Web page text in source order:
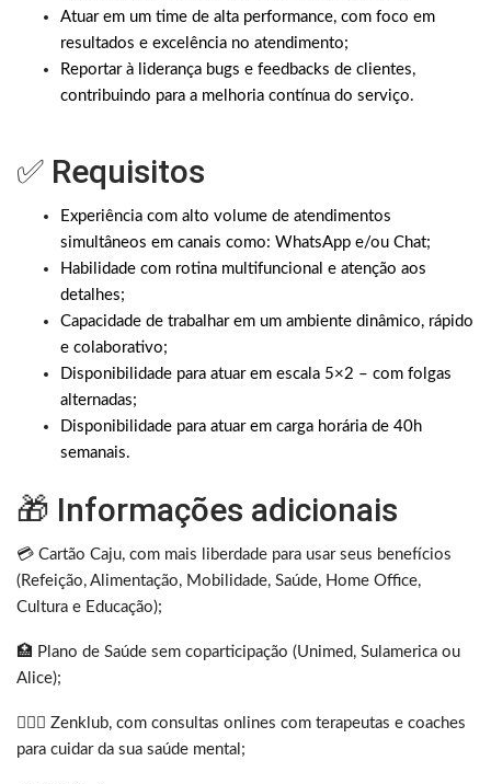
Atuar em um time de alta performance, com foco em
resultados e excelência no atendimento;
Reportar à liderança bugs e feedbacks de clientes,
contribuindo para a melhoria contínua do serviço.
✅ Requisitos
Experiência com alto volume de atendimentos
simultâneos em canais como: WhatsApp e/ou Chat;
Habilidade com rotina multifuncional e atenção aos
detalhes;
Capacidade de trabalhar em um ambiente dinâmico, rápido
e colaborativo;
Disponibilidade para atuar em escala 5×2 – com folgas
alternadas;
Disponibilidade para atuar em carga horária de 40h
semanais.
🎁 Informações adicionais
💳 Cartão Caju, com mais liberdade para usar seus benefícios
(Refeição, Alimentação, Mobilidade, Saúde, Home Office,
Cultura e Educação);
🏥 Plano de Saúde sem coparticipação (Unimed, Sulamerica ou
Alice);
🧘🏿‍♀️ Zenklub, com consultas onlines com terapeutas e coaches
para cuidar da sua saúde mental;